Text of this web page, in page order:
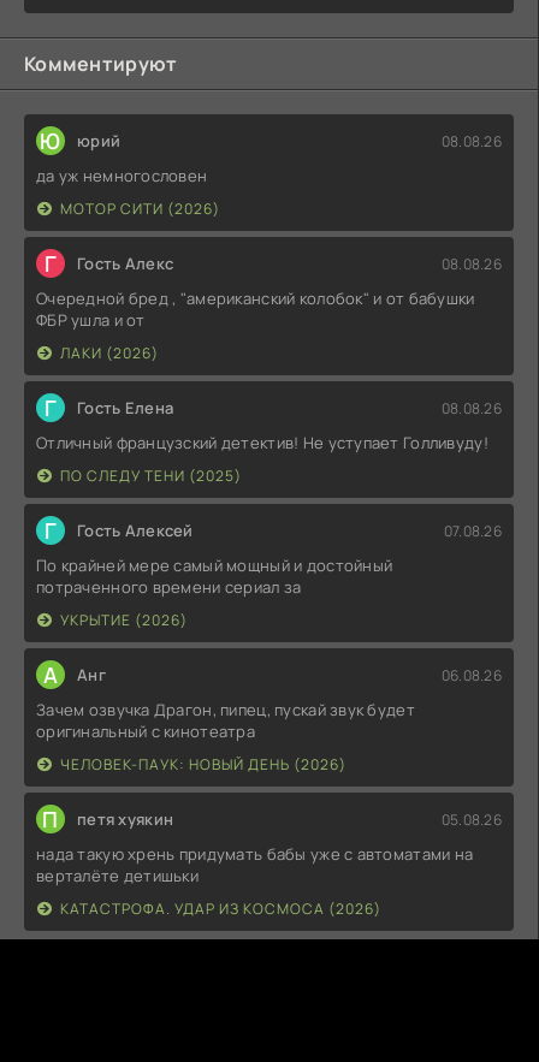
Комментируют
Ю юрий 08.08.26
да уж немногословен
МОТОР СИТИ (2026)
Г Гость Алекс 08.08.26
Очередной бред , "американский колобок" и от бабушки
ФБР ушла и от
ЛАКИ (2026)
Г Гость Елена 08.08.26
Отличный французский детектив! Не уступает Голливуду!
ПО СЛЕДУ ТЕНИ (2025)
Г Гость Алексей 07.08.26
По крайней мере самый мощный и достойный
потраченного времени сериал за
УКРЫТИЕ (2026)
А Анг 06.08.26
Зачем озвучка Драгон, пипец, пускай звук будет
оригинальный с кинотеатра
ЧЕЛОВЕК-ПАУК: НОВЫЙ ДЕНЬ (2026)
П петя хуякин 05.08.26
нада такую хрень придумать бабы уже с автоматами на
верталёте детишьки
КАТАСТРОФА. УДАР ИЗ КОСМОСА (2026)